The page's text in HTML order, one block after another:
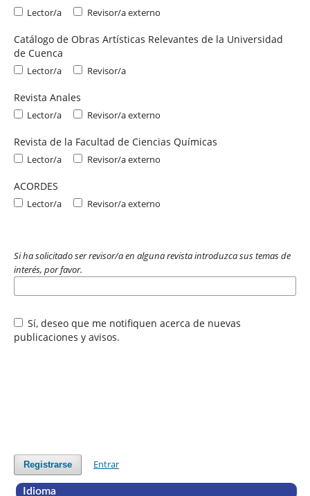
Lector/a Revisor/a externo
Catálogo de Obras Artísticas Relevantes de la Universidad
de Cuenca
Lector/a Revisor/a
Revista Anales
Lector/a Revisor/a externo
Revista de la Facultad de Ciencias Químicas
Lector/a Revisor/a externo
ACORDES
Lector/a Revisor/a externo
Si ha solicitado ser revisor/a en alguna revista introduzca sus temas de
interés, por favor.
Sí, deseo que me notifiquen acerca de nuevas
publicaciones y avisos.
Registrarse Entrar
Idioma